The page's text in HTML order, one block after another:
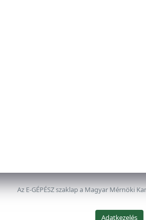
Az E-GÉPÉSZ szaklap a Magyar Mérnöki
Adatkezelés